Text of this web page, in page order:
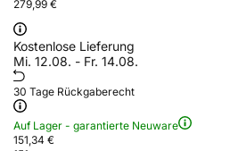
279,99 €
Kostenlose Lieferung
Mi. 12.08. - Fr. 14.08.
30 Tage Rückgaberecht
Auf Lager - garantierte Neuware
151,34 €